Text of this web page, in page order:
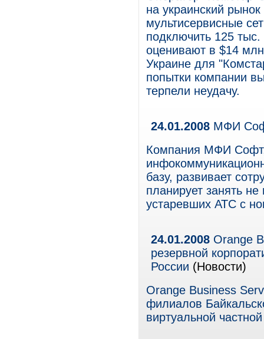
на украинский
мультисервисные
подключить 125
оценивают в $14
Украине для
попытки компании
терпели неудачу.
24.01.2008 МФИ
Компания МФИ Софт,
базу, развивает
планирует занять
устаревших АТС с
24.01.2008 Orange
резервной
России (Новости)
Orange Business
филиалов
виртуальной